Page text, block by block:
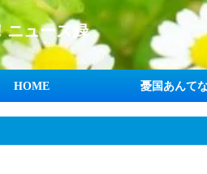
ニュース録
HOME 憂国あんて